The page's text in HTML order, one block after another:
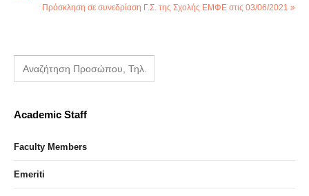
Πρόσκληση σε συνεδρίαση Γ.Σ. της Σχολής ΕΜΦΕ στις 03/06/2021 »
Academic Staff
Faculty Members
Emeriti